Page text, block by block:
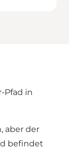
Pfad in
aber der
befindet